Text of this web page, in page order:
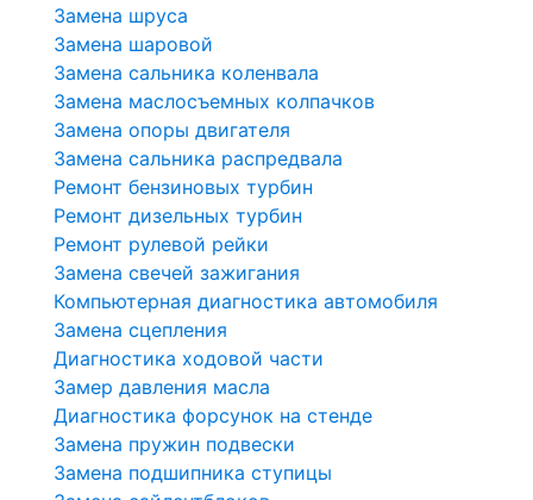
Замена шруса
Замена шаровой
Замена сальника коленвала
Замена маслосъемных колпачков
Замена опоры двигателя
Замена сальника распредвала
Ремонт бензиновых турбин
Ремонт дизельных турбин
Ремонт рулевой рейки
Замена свечей зажигания
Компьютерная диагностика автомобиля
Замена сцепления
Диагностика ходовой части
Замер давления масла
Диагностика форсунок на стенде
Замена пружин подвески
Замена подшипника ступицы